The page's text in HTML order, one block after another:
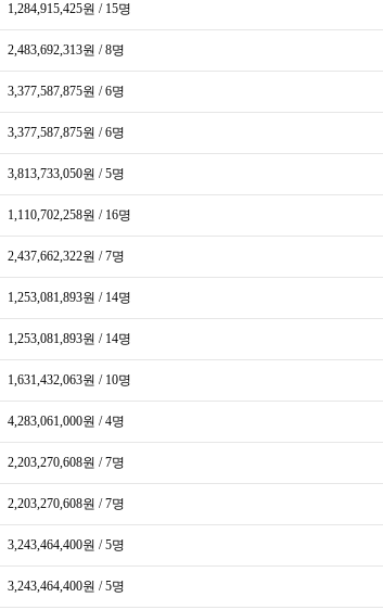
1,284,915,425원 / 15명
2,483,692,313원 / 8명
3,377,587,875원 / 6명
3,377,587,875원 / 6명
3,813,733,050원 / 5명
1,110,702,258원 / 16명
2,437,662,322원 / 7명
1,253,081,893원 / 14명
1,253,081,893원 / 14명
1,631,432,063원 / 10명
4,283,061,000원 / 4명
2,203,270,608원 / 7명
2,203,270,608원 / 7명
3,243,464,400원 / 5명
3,243,464,400원 / 5명